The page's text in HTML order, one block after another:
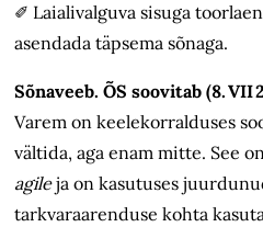
✐ Laialivalguva sisuga
asendada täpsema sõnaga.
Sõnaveeb. ÕS soovitab (8. VII
Varem on keelekorralduses
vältida, aga enam mitte. See
agileja on kasutuses
tarkvaraarenduse kohta